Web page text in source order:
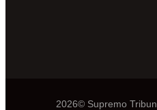
2026© Supremo